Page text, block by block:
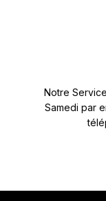
Notre
Samedi par